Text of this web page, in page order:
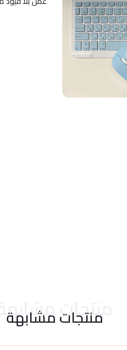
منتجات مشابهة
منتجات مشابهة